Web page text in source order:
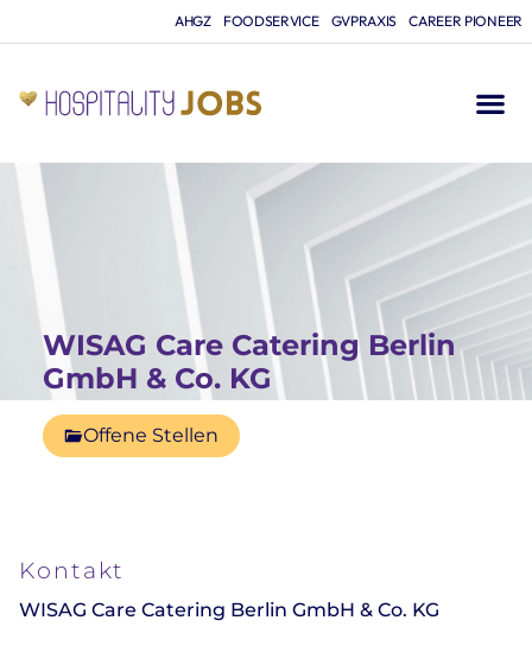
AHGZ FOODSERVICE GVPRAXIS CAREER PIONEER
WISAG Care Catering Berlin
GmbH & Co. KG
Offene Stellen
Kontakt
WISAG Care Catering Berlin GmbH & Co. KG